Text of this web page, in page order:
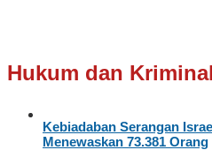
Hukum dan Kriminal
Kebiadaban Serangan
Menewaskan 73.381 Orang